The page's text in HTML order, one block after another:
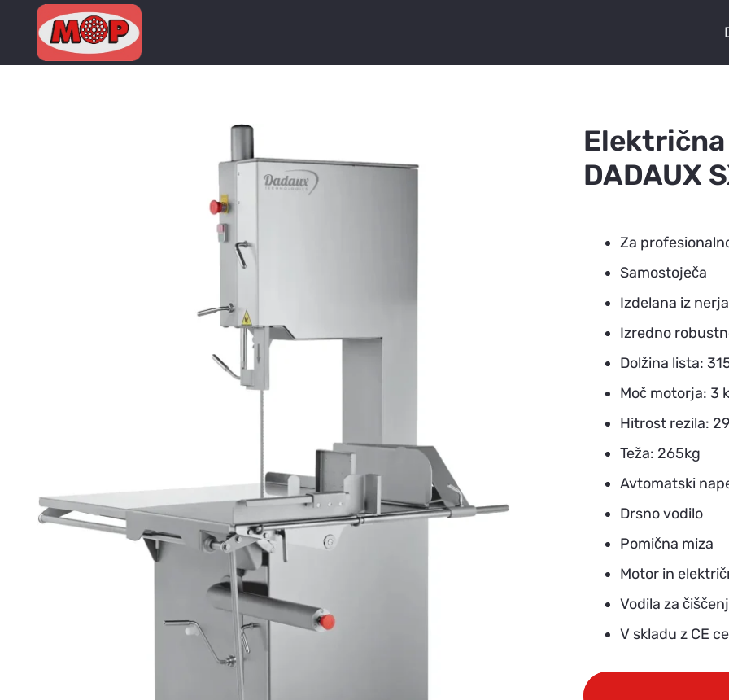
DADAUX
Za
Samostoječa
Izdelana iz
Izredno
Dolžina lista:
Moč motorja: 3
Hitrost rezila:
Teža: 265kg
Avtomatski
Drsno vodilo
Pomična miza
Motor in
Vodila za
V skladu z CE